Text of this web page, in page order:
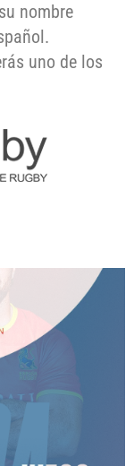
nombre
uno de los